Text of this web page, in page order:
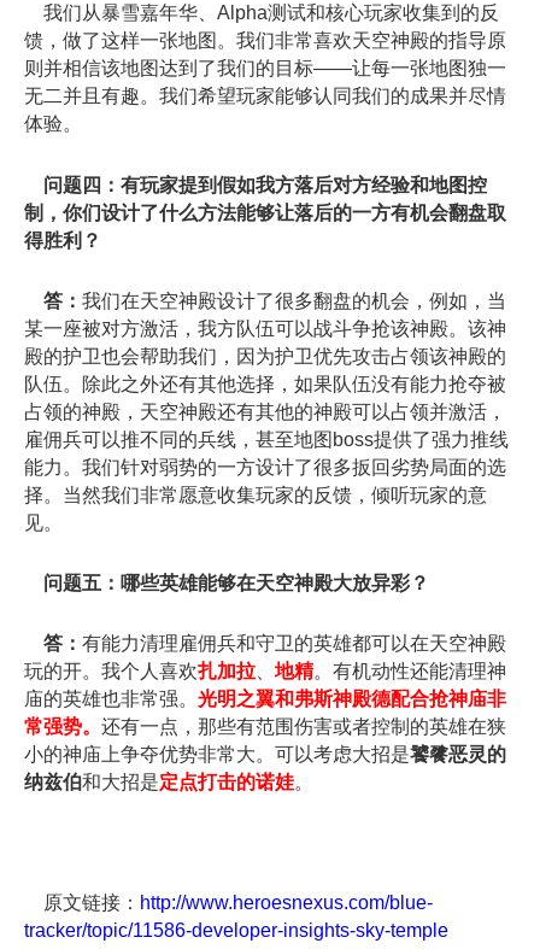
我们从暴雪嘉年华、Alpha测试和核心玩家收集到的反
馈，做了这样一张地图。我们非常喜欢天空神殿的指导原
则并相信该地图达到了我们的目标——让每一张地图独一
无二并且有趣。我们希望玩家能够认同我们的成果并尽情
体验。
问题四：有玩家提到假如我方落后对方经验和地图控
制，你们设计了什么方法能够让落后的一方有机会翻盘取
得胜利？
答： 我们在天空神殿设计了很多翻盘的机会，例如，当
某一座被对方激活，我方队伍可以战斗争抢该神殿。该神
殿的护卫也会帮助我们，因为护卫优先攻击占领该神殿的
队伍。除此之外还有其他选择，如果队伍没有能力抢夺被
占领的神殿，天空神殿还有其他的神殿可以占领并激活，
雇佣兵可以推不同的兵线，甚至地图boss提供了强力推线
能力。我们针对弱势的一方设计了很多扳回劣势局面的选
择。当然我们非常愿意收集玩家的反馈，倾听玩家的意
见。
问题五：哪些英雄能够在天空神殿大放异彩？
答： 有能力清理雇佣兵和守卫的英雄都可以在天空神殿
玩的开。我个人喜欢扎加拉 地精。有机动性还能清理神
庙的英雄也非常强。 光明之翼和弗斯神殿德配合抢神庙非
常强势。 还有一点，那些有范围伤害或者控制的英雄在狭
小的神庙上争夺优势非常大。可以考虑大招是饕餮恶灵的
纳兹伯和大招是定点打击的诺娃。
原文链接： http://www.heroesnexus.com/blue-
tracker/topic/11586-developer-insights-sky-temple